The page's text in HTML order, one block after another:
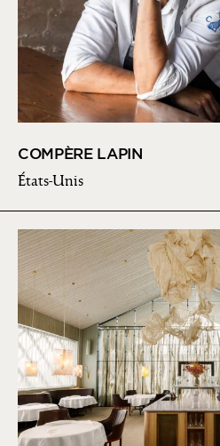
COMPÈRE LAPIN
États-Unis